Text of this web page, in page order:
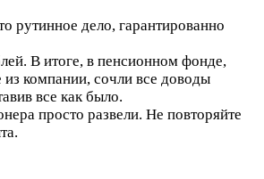
рутинное дело, гарантированно
В итоге, в пенсионном фонде,
компании, сочли все доводы
все как было.
просто развели. Не повторяйте